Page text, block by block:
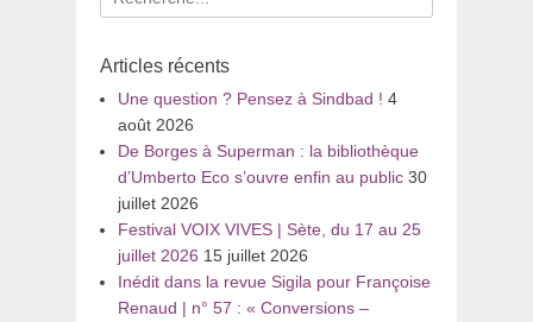
pour
Articles récents
Une question ? Pensez à Sindbad ! 4
août 2026
De Borges à Superman : la bibliothèque
d’Umberto Eco s’ouvre enfin au public 30
juillet 2026
Festival VOIX VIVES | Sète, du 17 au 25
juillet 2026 15 juillet 2026
Inédit dans la revue Sigila pour Françoise
Renaud | n° 57 : « Conversions –